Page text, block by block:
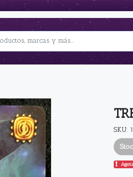
SKU: